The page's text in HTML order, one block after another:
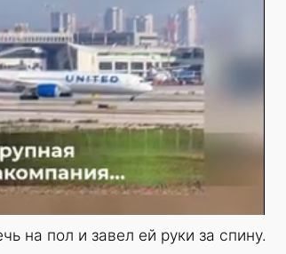
на пол и завел ей руки за спину.